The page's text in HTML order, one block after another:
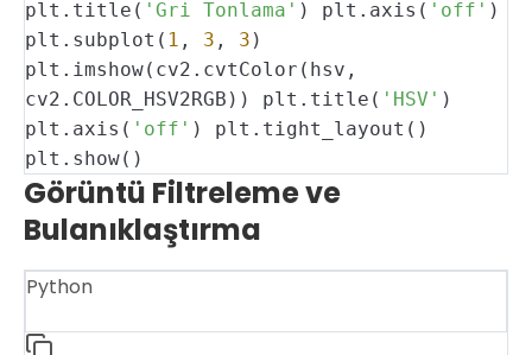
plt.title( 'Gri Tonlama' ) plt.axis( 'off' )
plt.subplot( 1 , 3 , 3 )
plt.imshow(cv2.cvtColor(hsv,
cv2.COLOR_HSV2RGB))
plt.title( 'HSV' )
plt.axis( 'off' )
plt.tight_layout()
plt.show()
Görüntü Filtreleme ve
Bulanıklaştırma
Python